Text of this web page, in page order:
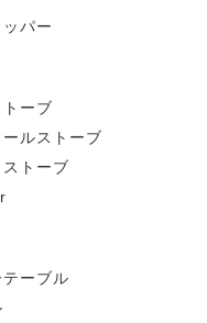
ッパー
トーブ
ルストーブ
トーブ
テーブル